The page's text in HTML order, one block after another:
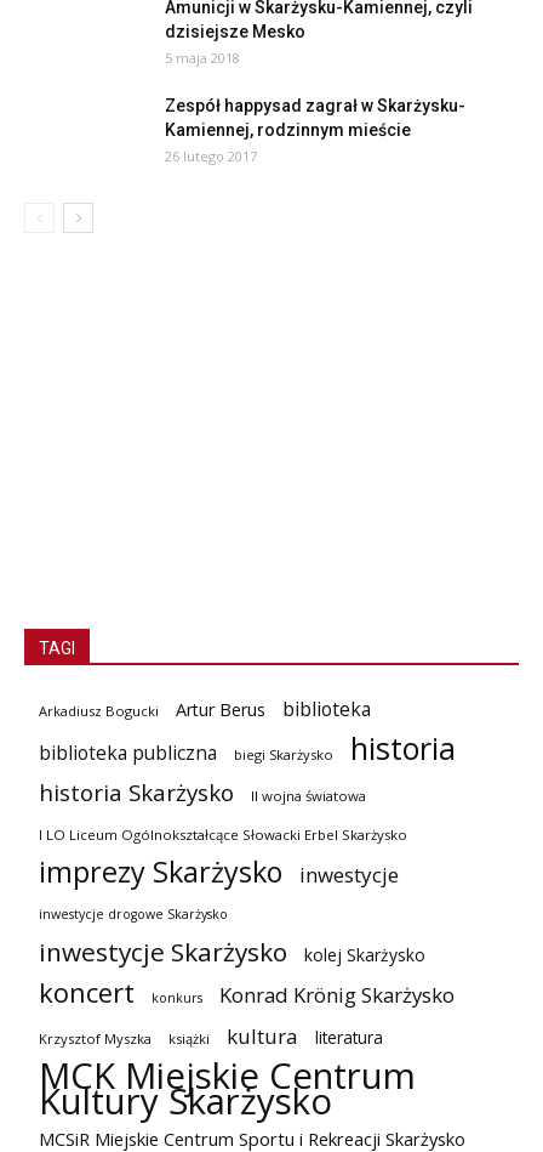
Amunicji w Skarżysku-Kamiennej, czyli
dzisiejsze Mesko
5 maja 2018
Zespół happysad zagrał w Skarżysku-
Kamiennej, rodzinnym mieście
26 lutego 2017
TAGI
Arkadiusz Bogucki Artur Berus
biblioteka
biblioteka publiczna
biegi Skarżysko historia
historia Skarżysko II wojna światowa
I LO Liceum Ogólnokształcące Słowacki Erbel Skarżysko
imprezy Skarżysko inwestycje
inwestycje drogowe Skarżysko
inwestycje Skarżysko kolej Skarżysko
koncert konkurs Konrad Krönig Skarżysko
Krzysztof Myszka książki kultura literatura
MCK Miejskie Centrum
Kultury Skarżysko
MCSiR Miejskie Centrum Sportu i Rekreacji Skarżysko